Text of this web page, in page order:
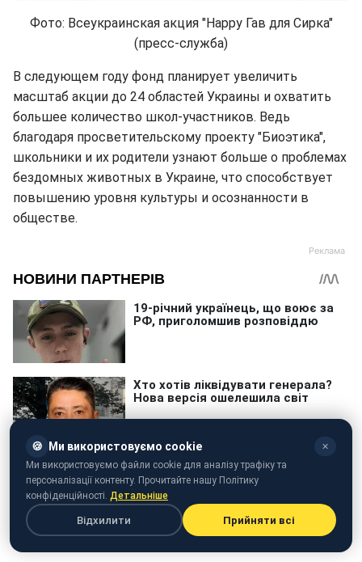
Фото: Всеукраинская акция "Happy Гав для Сирка"
(пресс-служба)
В следующем году фонд планирует увеличить
масштаб акции до 24 областей Украины и охватить
большее количество школ-участников. Ведь
благодаря просветительскому проекту "Биоэтика",
школьники и их родители узнают больше о проблемах
бездомных животных в Украине, что способствует
повышению уровня культуры и осознанности в
обществе.
🍪 Ми використовуємо cookie ✕
Ми використовуємо файли cookie для аналізу трафіку та
персоналізації контенту. Прочитайте нашу Політику
конфіденційності. Детальніше
Відхилити Прийняти всі